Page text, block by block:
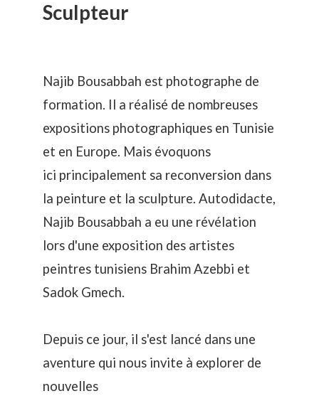
Sculpteur
Najib Bousabbah est photographe de
formation. Il a réalisé de nombreuses
expositions photographiques en Tunisie
et en Europe. Mais évoquons
ici principalement sa reconversion dans
la peinture et la sculpture. Autodidacte,
Najib Bousabbah a eu une révélation
lors d'une exposition des artistes
peintres tunisiens Brahim Azebbi et
Sadok Gmech.
Depuis ce jour, il s'est lancé dans une
aventure qui nous invite à explorer de
nouvelles